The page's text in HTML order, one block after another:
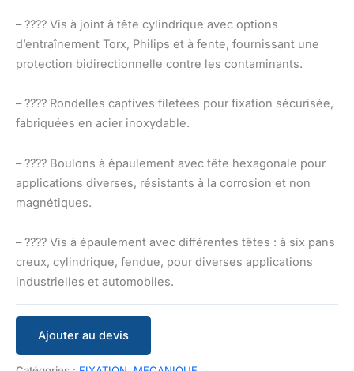
– ???? Vis à joint à tête cylindrique avec options
d’entraînement Torx, Philips et à fente, fournissant une
protection bidirectionnelle contre les contaminants.
– ???? Rondelles captives filetées pour fixation sécurisée,
fabriquées en acier inoxydable.
– ???? Boulons à épaulement avec tête hexagonale pour
applications diverses, résistants à la corrosion et non
magnétiques.
– ???? Vis à épaulement avec différentes têtes : à six pans
creux, cylindrique, fendue, pour diverses applications
industrielles et automobiles.
Ajouter au devis